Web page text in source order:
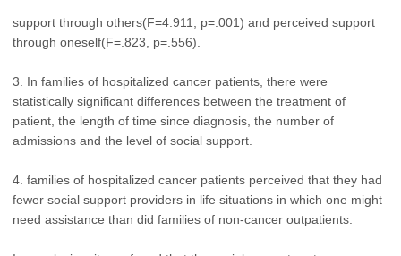
support through others(F=4.911, p=.001) and perceived support
through oneself(F=.823, p=.556).
3. In families of hospitalized cancer patients, there were
statistically significant differences between the treatment of
patient, the length of time since diagnosis, the number of
admissions and the level of social support.
4. families of hospitalized cancer patients perceived that they had
fewer social support providers in life situations in which one might
need assistance than did families of non-cancer outpatients.